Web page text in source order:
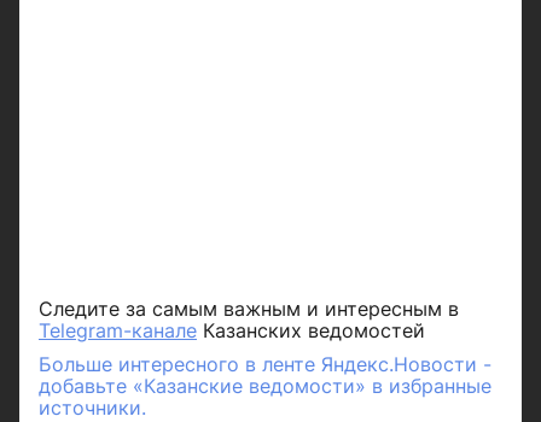
Следите за самым важным и интересным в
Telegram-канале Казанских ведомостей
Больше интересного в ленте Яндекс.Новости -
добавьте «Казанские ведомости» в избранные
источники.